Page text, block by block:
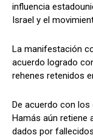
influencia
Israel y el
La manifestación
acuerdo logrado
rehenes retenidos
De acuerdo con
Hamás aún retiene
dados por